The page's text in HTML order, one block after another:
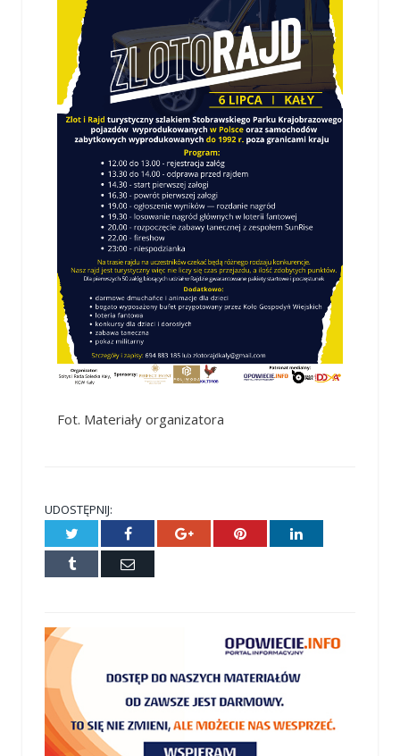
Fot. Materiały organizatora
UDOSTĘPNIJ:
Twitter Facebook Google+ Pinterest LinkedIn
Tumblr
E-